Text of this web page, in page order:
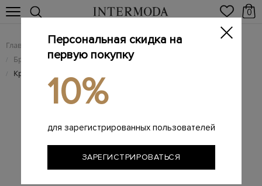
0
Главная Мужчинам / Брендовая мужская обувь
/ Брендовые мужские кроссовки
/ Кроссовки Nike SB Dunk Low Pro Premium 'Sashiko'
Персональная скидка на
первую покупку
10%
для зарегистрированных пользователей
ЗАРЕГИСТРИРОВАТЬСЯ